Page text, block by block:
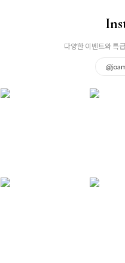
다양한 이벤트와 특
@